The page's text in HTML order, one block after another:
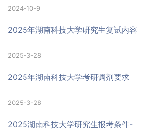
2024-10-9
2025年湖南科技大学研究生复试内容
2025-3-28
2025年湖南科技大学考研调剂要求
2025-3-28
2025湖南科技大学研究生报考条件-